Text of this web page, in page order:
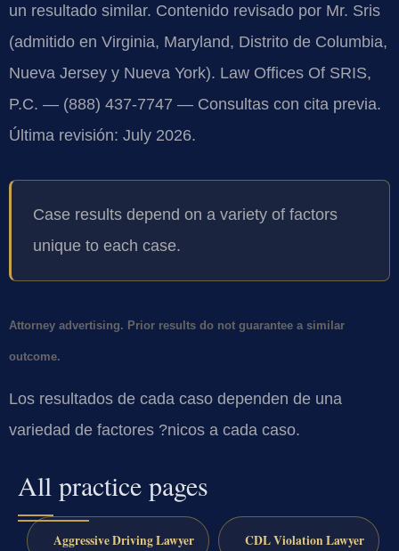
un resultado similar. Contenido revisado por Mr. Sris
(admitido en Virginia, Maryland, Distrito de Columbia,
Nueva Jersey y Nueva York). Law Offices Of SRIS,
P.C. — (888) 437-7747 — Consultas con cita previa.
Última revisión: July 2026.
Case results depend on a variety of factors
unique to each case.
Attorney advertising. Prior results do not guarantee a similar
outcome.
Los resultados de cada caso dependen de una
variedad de factores ?nicos a cada caso.
All practice pages
Aggressive Driving Lawyer CDL Violation Lawyer